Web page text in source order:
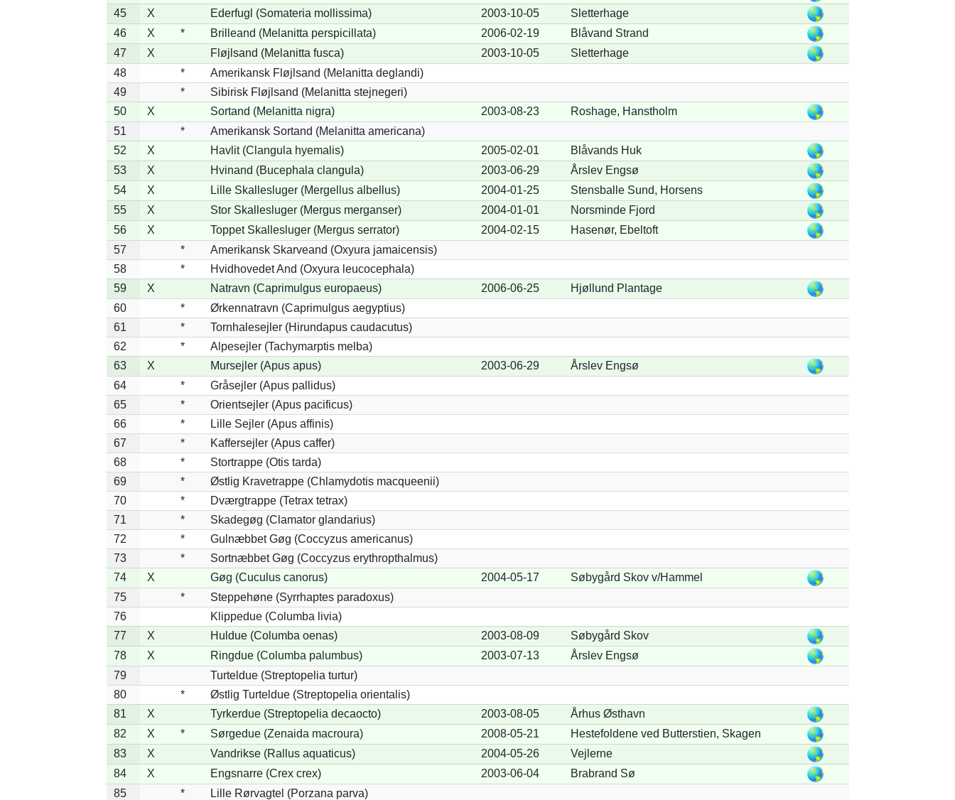
45
X Ederfugl (Somateria mollissima) 2003-10-05
Sletterhage
46
X * Brilleand (Melanitta perspicillata) 2006-02-19
Blåvand Strand
47
X Fløjlsand (Melanitta fusca) 2003-10-05
Sletterhage
48
*
Amerikansk Fløjlsand (Melanitta deglandi)
49
*
Sibirisk Fløjlsand (Melanitta stejnegeri)
50
X Sortand (Melanitta nigra) 2003-08-23
Roshage, Hanstholm
51
*
Amerikansk Sortand (Melanitta americana)
52
X Havlit (Clangula hyemalis) 2005-02-01
Blåvands Huk
53
X Hvinand (Bucephala clangula) 2003-06-29
Årslev Engsø
54
X Lille Skallesluger (Mergellus albellus) 2004-01-25
Stensballe Sund, Horsens
55
X Stor Skallesluger (Mergus merganser) 2004-01-01
Norsminde Fjord
56
X Toppet Skallesluger (Mergus serrator) 2004-02-15
Hasenør, Ebeltoft
57
*
Amerikansk Skarveand (Oxyura jamaicensis)
58
*
Hvidhovedet And (Oxyura leucocephala)
59
X Natravn (Caprimulgus europaeus) 2006-06-25
Hjøllund Plantage
60
*
Ørkennatravn (Caprimulgus aegyptius)
61
*
Tornhalesejler (Hirundapus caudacutus)
62
*
Alpesejler (Tachymarptis melba)
63
X Mursejler (Apus apus) 2003-06-29
Årslev Engsø
64
*
Gråsejler (Apus pallidus)
65
*
Orientsejler (Apus pacificus)
66
*
Lille Sejler (Apus affinis)
67
*
Kaffersejler (Apus caffer)
68
*
Stortrappe (Otis tarda)
69
*
Østlig Kravetrappe (Chlamydotis macqueenii)
70
*
Dværgtrappe (Tetrax tetrax)
71
*
Skadegøg (Clamator glandarius)
72
*
Gulnæbbet Gøg (Coccyzus americanus)
73
*
Sortnæbbet Gøg (Coccyzus erythropthalmus)
74
X Gøg (Cuculus canorus) 2004-05-17
Søbygård Skov v/Hammel
75
*
Steppehøne (Syrrhaptes paradoxus)
76
Klippedue (Columba livia)
77
X Huldue (Columba oenas) 2003-08-09
Søbygård Skov
78
X Ringdue (Columba palumbus) 2003-07-13
Årslev Engsø
79
Turteldue (Streptopelia turtur)
80
*
Østlig Turteldue (Streptopelia orientalis)
81
X Tyrkerdue (Streptopelia decaocto) 2003-08-05
Århus Østhavn
82
X * Sørgedue (Zenaida macroura) 2008-05-21
Hestefoldene ved Butterstien, Skagen
83
X Vandrikse (Rallus aquaticus) 2004-05-26
Vejlerne
84
X Engsnarre (Crex crex) 2003-06-04
Brabrand Sø
85
*
Lille Rørvagtel (Porzana parva)